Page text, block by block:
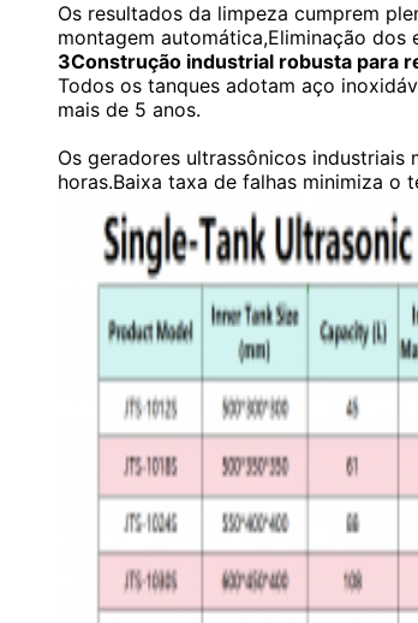
Os resultados da limpeza cumprem
montagem automática,Eliminação
3Construção industrial robusta para
Todos os tanques adotam aço
mais de 5 anos.
Os geradores ultrassônicos
horas.Baixa taxa de falhas minimiza o